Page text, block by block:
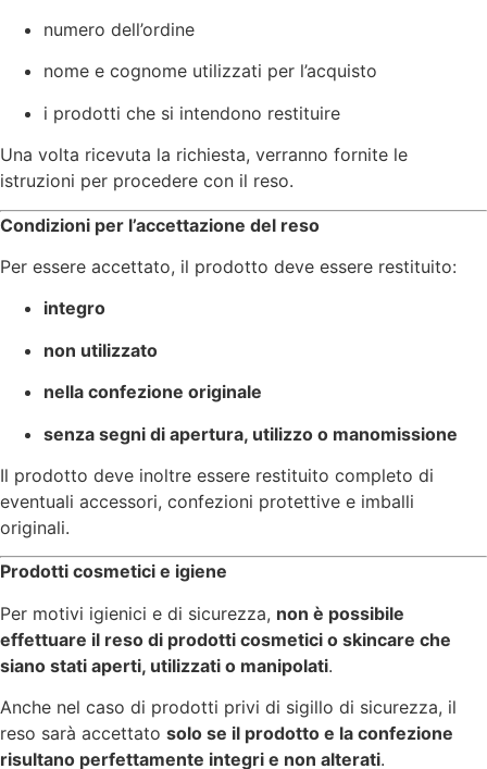
numero dell’ordine
nome e cognome utilizzati per l’acquisto
i prodotti che si intendono restituire
Una volta ricevuta la richiesta, verranno fornite le
istruzioni per procedere con il reso.
Condizioni per l’accettazione del reso
Per essere accettato, il prodotto deve essere restituito:
integro
non utilizzato
nella confezione originale
senza segni di apertura, utilizzo o manomissione
Il prodotto deve inoltre essere restituito completo di
eventuali accessori, confezioni protettive e imballi
originali.
Prodotti cosmetici e igiene
Per motivi igienici e di sicurezza, non è possibile
effettuare il reso di prodotti cosmetici o skincare che
siano stati aperti, utilizzati o manipolati.
Anche nel caso di prodotti privi di sigillo di sicurezza, il
reso sarà accettato solo se il prodotto e la confezione
risultano perfettamente integri e non alterati.